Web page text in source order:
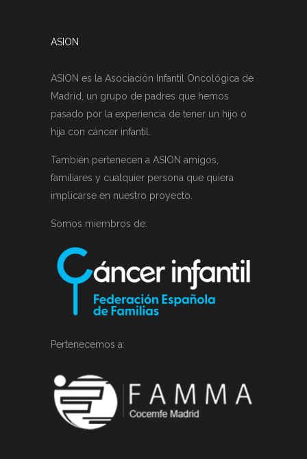
ASION
ASION es la Asociación Infantil Oncológica de
Madrid, un grupo de padres que hemos
pasado por la experiencia de tener un hijo o
hija con cáncer infantil.
También pertenecen a ASION amigos,
familiares y cualquier persona que quiera
implicarse en nuestro proyecto.
Somos miembros de:
Pertenecemos a: